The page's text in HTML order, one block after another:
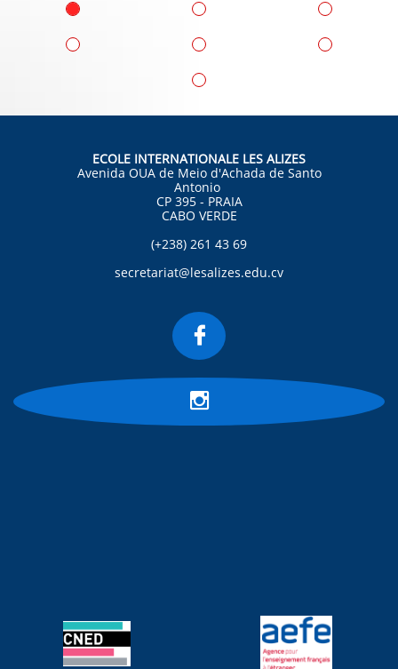
ECOLE INTERNATIONALE LES ALIZES
Avenida OUA de Meio d'Achada de Santo
Antonio
CP 395 - PRAIA
CABO VERDE
(+238) 261 43 69
secretariat@lesalizes.edu.cv

